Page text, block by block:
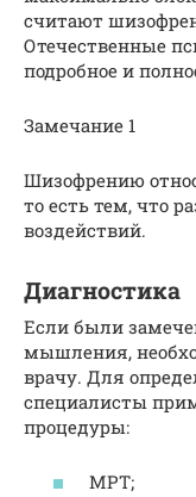
считают
Отечественные
подробное и
Замечание 1
Шизофрению
то есть тем, что
воздействий.
Диагностика
Если были
мышления,
врачу. Для
специалисты
процедуры:
МРТ;